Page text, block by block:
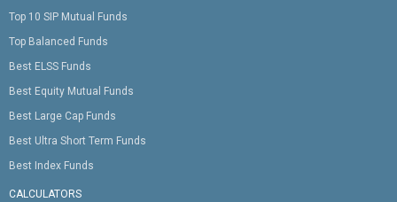
Top 10 SIP Mutual Funds
Top Balanced Funds
Best ELSS Funds
Best Equity Mutual Funds
Best Large Cap Funds
Best Ultra Short Term Funds
Best Index Funds
CALCULATORS